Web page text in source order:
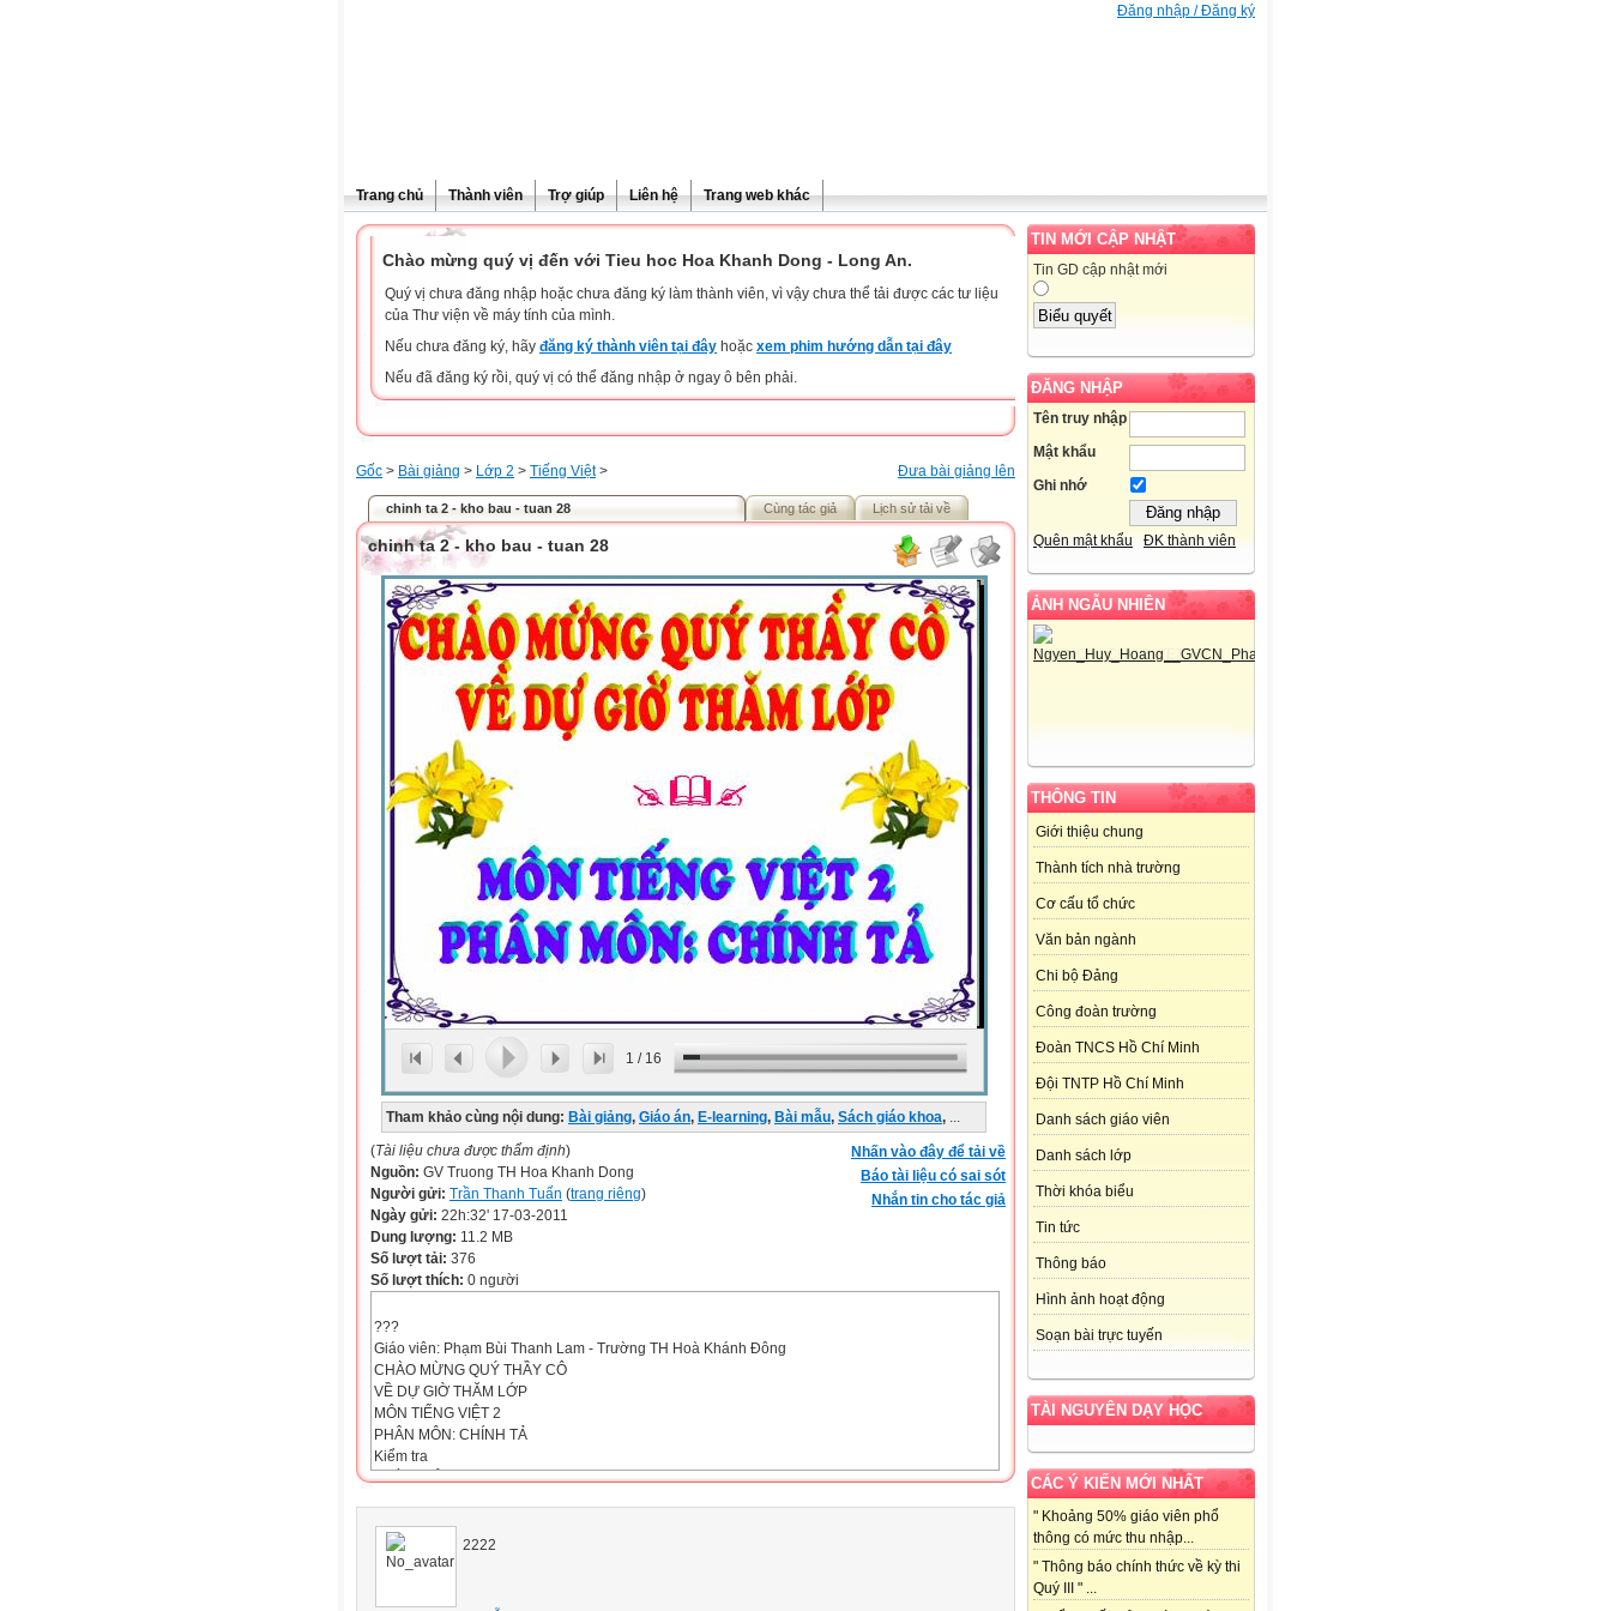
Đăng nhập / Đăng ký
Trang chủ Thành viên Trợ giúp Liên hệ Trang web khác
TIN MỚI CẬP NHẬT
Tin GD cập nhật mới
ĐĂNG NHẬP
Tên truy nhập
Mật khẩu
Ghi nhớ
Quên mật khẩu ĐK thành viên
ẢNH NGẪU NHIÊN
THÔNG TIN
Giới thiệu chung
Thành tích nhà trường
Cơ cấu tổ chức
Văn bản ngành
Chi bộ Đảng
Công đoàn trường
Đoàn TNCS Hồ Chí Minh
Đội TNTP Hồ Chí Minh
Danh sách giáo viên
Danh sách lớp
Thời khóa biểu
Tin tức
Thông báo
Hình ảnh hoạt động
Soạn bài trực tuyến
TÀI NGUYÊN DẠY HỌC
CÁC Ý KIẾN MỚI NHẤT
" Khoảng 50% giáo viên phổ
thông có mức thu nhập...
" Thông báo chính thức về kỳ thi
Quý III " ...
Chào mừng quý vị đến với Tieu hoc Hoa Khanh Dong - Long An.
Quý vị chưa đăng nhập hoặc chưa đăng ký làm thành viên, vì vậy chưa thể tải được các tư liệu
của Thư viện về máy tính của mình.
Nếu chưa đăng ký, hãy đăng ký thành viên tại đây hoặc xem phim hướng dẫn tại đây
Nếu đã đăng ký rồi, quý vị có thể đăng nhập ở ngay ô bên phải.
Đưa bài giảng lên
Gốc > Bài giảng > Lớp 2 > Tiếng Việt>
chinh ta 2 - kho bau - tuan 28 Cùng tác giả Lịch sử tải về
chinh ta 2 - kho bau - tuan 28
1 / 16
Tham khảo cùng nội dung: Bài giảng, Giáo án, E-learning, Bài mẫu, Sách giáo khoa, ...
Nhấn vào đây để tải về
Báo tài liệu có sai sót
Nhắn tin cho tác giả
(Tài liệu chưa được thẩm định)
Nguồn: GV Truong TH Hoa Khanh Dong
Người gửi: Trần Thanh Tuấn (trang riêng)
Ngày gửi: 22h:32' 17-03-2011
Dung lượng: 11.2 MB
Số lượt tải: 376
Số lượt thích: 0 người
???
Giáo viên: Phạm Bùi Thanh Lam - Trường TH Hoà Khánh Đông
CHÀO MỪNG QUÝ THẦY CÔ
VỀ DỰ GIỜ THĂM LỚP
MÔN TIẾNG VIỆT 2
PHÂN MÔN: CHÍNH TẢ
Kiểm tra
CHÍNH TẢ (nghe viết)
Ngày xưa, có hai vợ chồng người nông dân kia quanh năm hai sương một nắng, cuốc bẫm cày
sâu. Hai ông bà thường ra đồng từ lúc gà gáy sáng và trở về nhà khi đã lặn mặt trời. Đến vụ lúa,
Thứ ba ngày 15 tháng 3 năm 2011
2222